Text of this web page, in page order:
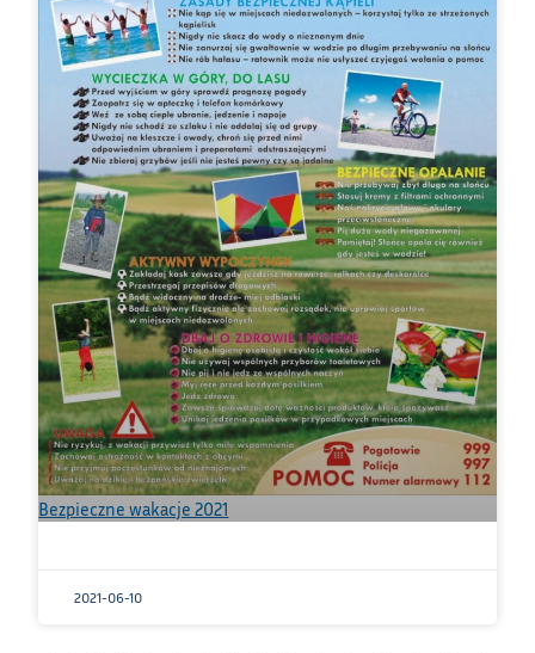
Bezpieczne wakacje 2021
2021-06-10